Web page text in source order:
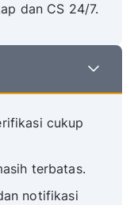
dan CS 24/7.
cukup
terbatas.
notifikasi